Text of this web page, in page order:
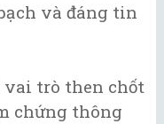
và đáng tin
vai trò then chốt
chứng thông